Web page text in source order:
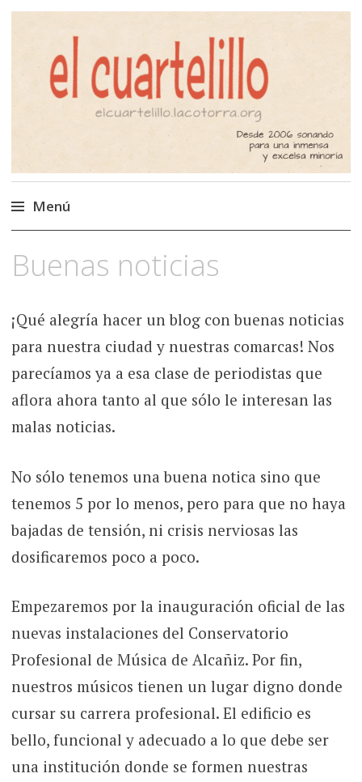
El Cuartelillo
Programa de radio de música
independiente. Podcast
Menú
al
Buenas noticias
¡Qué alegría hacer un blog con buenas noticias
para nuestra ciudad y nuestras comarcas! Nos
parecíamos ya a esa clase de periodistas que
aflora ahora tanto al que sólo le interesan las
malas noticias.
No sólo tenemos una buena notica sino que
tenemos 5 por lo menos, pero para que no haya
bajadas de tensión, ni crisis nerviosas las
dosificaremos poco a poco.
Empezaremos por la inauguración oficial de las
nuevas instalaciones del Conservatorio
Profesional de Música de Alcañiz. Por fin,
nuestros músicos tienen un lugar digno donde
cursar su carrera profesional. El edificio es
bello, funcional y adecuado a lo que debe ser
una institución donde se formen nuestras